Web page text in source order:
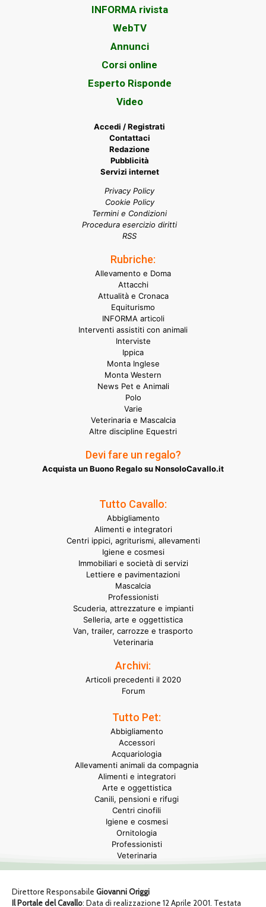
INFORMA rivista
WebTV
Annunci
Corsi online
Esperto Risponde
Video
Accedi / Registrati
Contattaci
Redazione
Pubblicità
Servizi internet
Privacy Policy
Cookie Policy
Termini e Condizioni
Procedura esercizio diritti
RSS
Rubriche:
Allevamento e Doma
Attacchi
Attualità e Cronaca
Equiturismo
INFORMA articoli
Interventi assistiti con animali
Interviste
Ippica
Monta Inglese
Monta Western
News Pet e Animali
Polo
Varie
Veterinaria e Mascalcia
Altre discipline Equestri
Devi fare un regalo?
Acquista un Buono Regalo su NonsoloCavallo.it
Tutto Cavallo:
Abbigliamento
Alimenti e integratori
Centri ippici, agriturismi, allevamenti
Igiene e cosmesi
Immobiliari e società di servizi
Lettiere e pavimentazioni
Mascalcia
Professionisti
Scuderia, attrezzature e impianti
Selleria, arte e oggettistica
Van, trailer, carrozze e trasporto
Veterinaria
Archivi:
Articoli precedenti il 2020
Forum
Tutto Pet:
Abbigliamento
Accessori
Acquariologia
Allevamenti animali da compagnia
Alimenti e integratori
Arte e oggettistica
Canili, pensioni e rifugi
Centri cinofili
Igiene e cosmesi
Ornitologia
Professionisti
Veterinaria
Direttore Responsabile Giovanni Origgi
Il Portale del Cavallo: Data di realizzazione 12 Aprile 2001. Testata